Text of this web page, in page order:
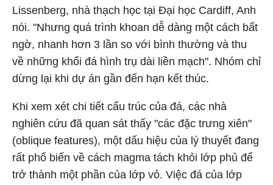
Lissenberg, nhà thạch học tại Đại học Cardiff, Anh
nói. "Nhưng quá trình khoan dễ dàng một cách bất
ngờ, nhanh hơn 3 lần so với bình thường và thu
về những khối đá hình trụ dài liền mạch". Nhóm chỉ
dừng lại khi dự án gần đến hạn kết thúc.
Khi xem xét chi tiết cấu trúc của đá, các nhà
nghiên cứu đã quan sát thấy "các đặc trưng xiên"
(oblique features), một dấu hiệu của lý thuyết đang
rất phổ biến về cách magma tách khỏi lớp phủ để
trở thành một phần của lớp vỏ. Việc đá của lớp